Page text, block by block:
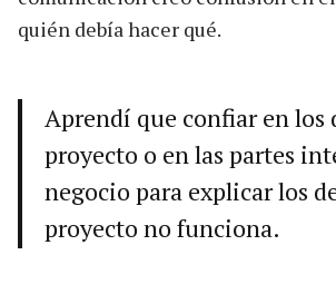
quién debía hacer qué.
Aprendí que confiar en los
proyecto o en las partes
negocio para explicar los
proyecto no funciona.